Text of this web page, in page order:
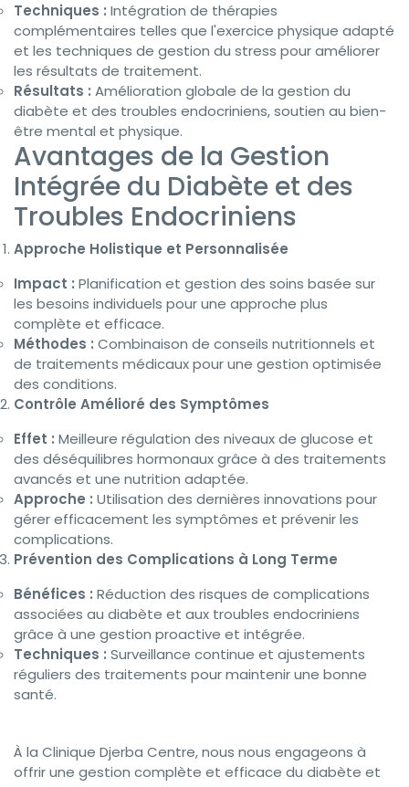
Techniques : Intégration de thérapies
complémentaires telles que l'exercice physique adapté
et les techniques de gestion du stress pour améliorer
les résultats de traitement.
Résultats : Amélioration globale de la gestion du
diabète et des troubles endocriniens, soutien au bien-
être mental et physique.
Avantages de la Gestion
Intégrée du Diabète et des
Troubles Endocriniens
Approche Holistique et Personnalisée
Impact : Planification et gestion des soins basée sur
les besoins individuels pour une approche plus
complète et efficace.
Méthodes : Combinaison de conseils nutritionnels et
de traitements médicaux pour une gestion optimisée
des conditions.
Contrôle Amélioré des Symptômes
Effet : Meilleure régulation des niveaux de glucose et
des déséquilibres hormonaux grâce à des traitements
avancés et une nutrition adaptée.
Approche : Utilisation des dernières innovations pour
gérer efficacement les symptômes et prévenir les
complications.
Prévention des Complications à Long Terme
Bénéfices : Réduction des risques de complications
associées au diabète et aux troubles endocriniens
grâce à une gestion proactive et intégrée.
Techniques : Surveillance continue et ajustements
réguliers des traitements pour maintenir une bonne
santé.
À la Clinique Djerba Centre, nous nous engageons à
offrir une gestion complète et efficace du diabète et